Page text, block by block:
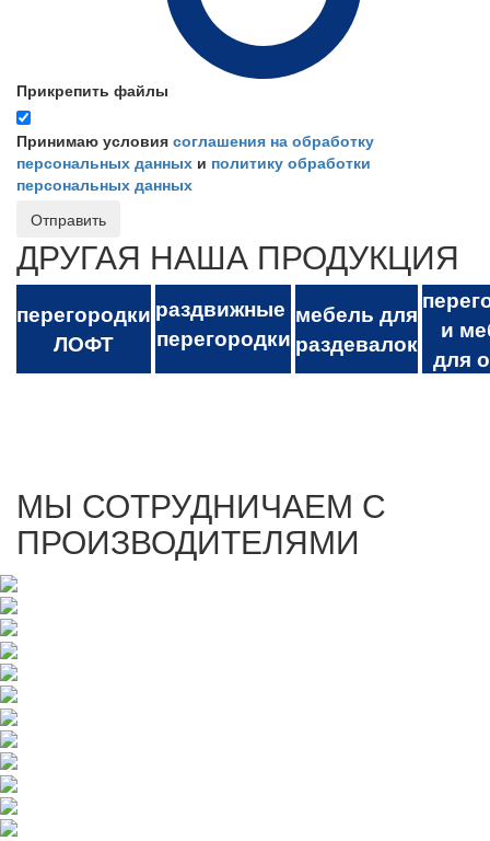
Прикрепить файлы
Принимаю условия соглашения на обработку
персональных данных и политику обработки
персональных данных
Отправить
ДРУГАЯ НАША ПРОДУКЦИЯ
перегородки
ЛОФТ
раздвижные
перегородки
мебель для
раздевалок
и
для
МЫ СОТРУДНИЧАЕМ С
ПРОИЗВОДИТЕЛЯМИ